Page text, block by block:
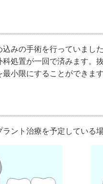
みの手術を行っていまし
処置が一回で済みます。
小限にすることができます
ント治療を予定している